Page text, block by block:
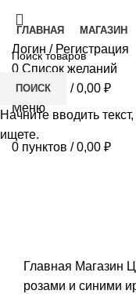
ГЛАВНАЯ МАГАЗИН
Логин / Регистрация
0 Список желаний
0пунктов / 0,00 ₽
Меню
0 пунктов / 0,00 ₽
Главная Магазин
розами и синими
ПОИСК
Начните вводить
ищете.